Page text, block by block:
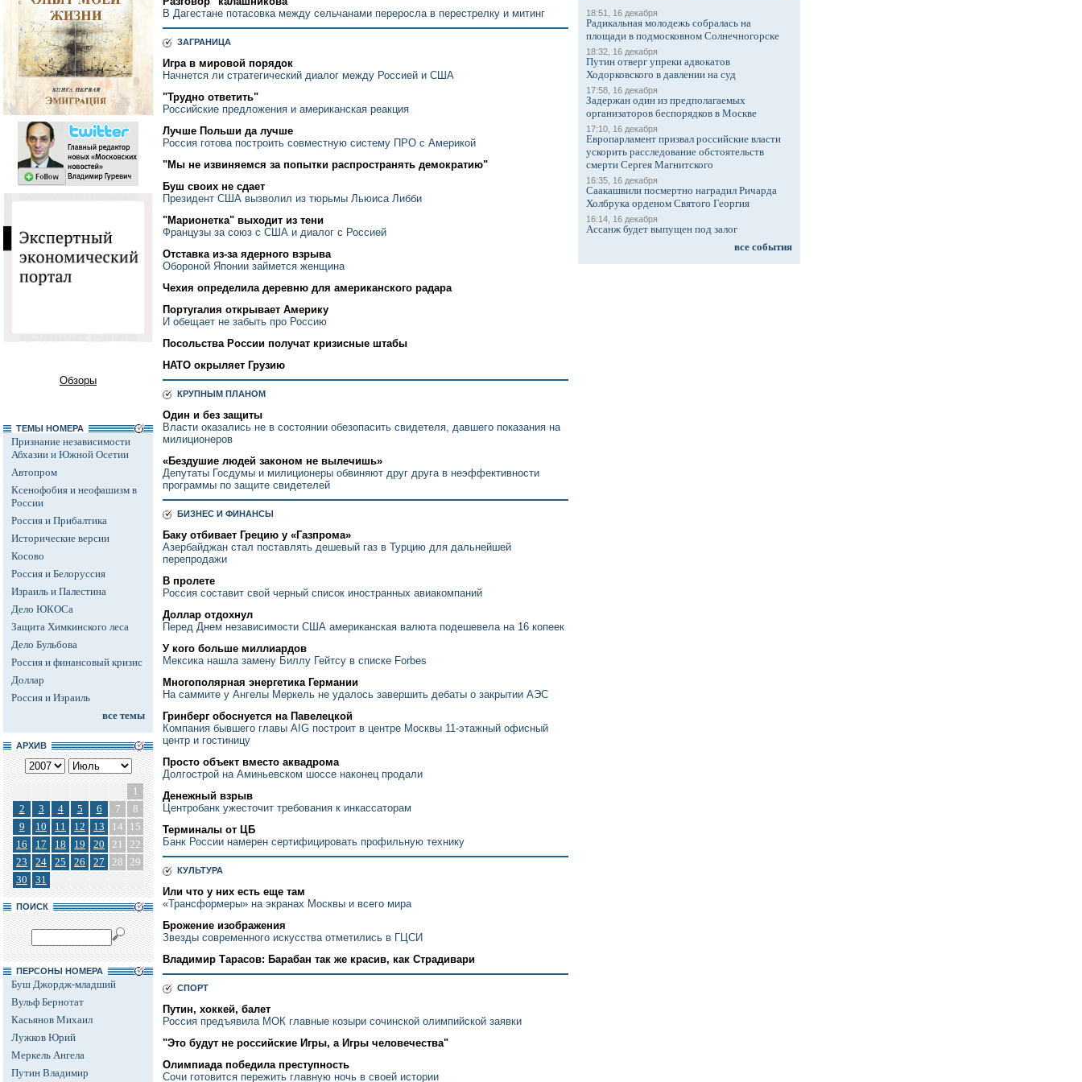
Обзоры
ТЕМЫ НОМЕРА
Признание независимости
Абхазии и Южной Осетии
Автопром
Ксенофобия и неофашизм в
России
Россия и Прибалтика
Исторические версии
Косово
Россия и Белоруссия
Израиль и Палестина
Дело ЮКОСа
Защита Химкинского леса
Дело Бульбова
Россия и финансовый кризис
Доллар
Россия и Израиль
все темы
АРХИВ
1
2
3 4 5 6 7
8
9
10 11 12 13 14
15
16
17 18 19 20 21
22
23
24 25 26 27 28 29
30
31
ПОИСК
ПЕРСОНЫ НОМЕРА
Буш Джордж-младший
Вульф Бернотат
Касьянов Михаил
Лужков Юрий
Меркель Ангела
Путин Владимир
В Дагестане потасовка между сельчанами переросла в перестрелку и митинг
ЗАГРАНИЦА
Игра в мировой порядок
Начнется ли стратегический диалог между Россией и США
"Трудно ответить"
Российские предложения и американская реакция
Лучше Польши да лучше
Россия готова построить совместную систему ПРО с Америкой
"Мы не извиняемся за попытки распространять демократию"
Буш своих не сдает
Президент США вызволил из тюрьмы Льюиса Либби
"Марионетка" выходит из тени
Французы за союз с США и диалог с Россией
Отставка из-за ядерного взрыва
Обороной Японии займется женщина
Чехия определила деревню для американского радара
Португалия открывает Америку
И обещает не забыть про Россию
Посольства России получат кризисные штабы
НАТО окрыляет Грузию
КРУПНЫМ ПЛАНОМ
Один и без защиты
Власти оказались не в состоянии обезопасить свидетеля, давшего показания на
милиционеров
«Бездушие людей законом не вылечишь»
Депутаты Госдумы и милиционеры обвиняют друг друга в неэффективности
программы по защите свидетелей
БИЗНЕС И ФИНАНСЫ
Баку отбивает Грецию у «Газпрома»
Азербайджан стал поставлять дешевый газ в Турцию для дальнейшей
перепродажи
В пролете
Россия составит свой черный список иностранных авиакомпаний
Доллар отдохнул
Перед Днем независимости США американская валюта подешевела на 16 копеек
У кого больше миллиардов
Мексика нашла замену Биллу Гейтсу в списке Forbes
Многополярная энергетика Германии
На саммите у Ангелы Меркель не удалось завершить дебаты о закрытии АЭС
Гринберг обоснуется на Павелецкой
Компания бывшего главы AIG построит в центре Москвы 11-этажный офисный
центр и гостиницу
Просто объект вместо аквадрома
Долгострой на Аминьевском шоссе наконец продали
Денежный взрыв
Центробанк ужесточит требования к инкассаторам
Терминалы от ЦБ
Банк России намерен сертифицировать профильную технику
КУЛЬТУРА
Или что у них есть еще там
«Трансформеры» на экранах Москвы и всего мира
Брожение изображения
Звезды современного искусства отметились в ГЦСИ
Владимир Тарасов: Барабан так же красив, как Страдивари
СПОРТ
Путин, хоккей, балет
Россия предъявила МОК главные козыри сочинской олимпийской заявки
"Это будут не российские Игры, а Игры человечества"
Олимпиада победила преступность
Сочи готовится пережить главную ночь в своей истории
18:51, 16 декабря
Радикальная молодежь собралась на
площади в подмосковном Солнечногорске
18:32, 16 декабря
Путин отверг упреки адвокатов
Ходорковского в давлении на суд
17:58, 16 декабря
Задержан один из предполагаемых
организаторов беспорядков в Москве
17:10, 16 декабря
Европарламент призвал российские власти
ускорить расследование обстоятельств
смерти Сергея Магнитского
16:35, 16 декабря
Саакашвили посмертно наградил Ричарда
Холбрука орденом Святого Георгия
16:14, 16 декабря
Ассанж будет выпущен под залог
все события